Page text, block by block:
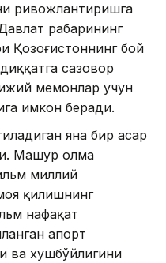
ривожлантиришга
раҳбарининг
Қозоғистоннинг бой
сазовор
меҳмонлар учун
имкон беради.
яна бир асар
Машҳур олма
миллий
қилишнинг
нафақат
апорт
ва хушбўйлигини